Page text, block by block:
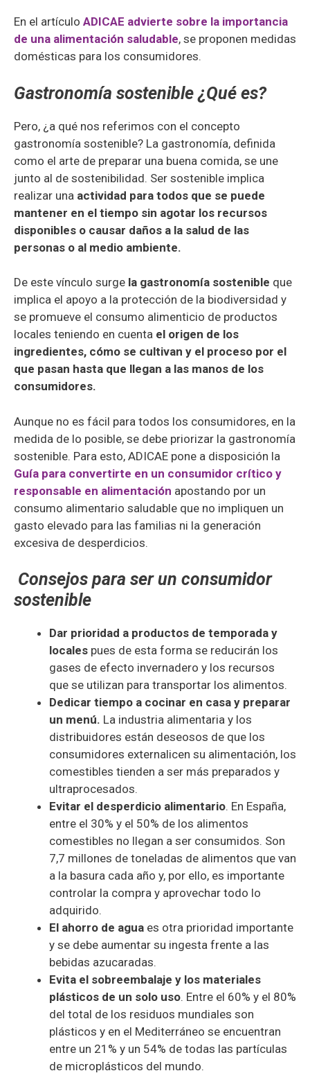
En el artículo ADICAE advierte sobre la importancia
de una alimentación saludable, se proponen medidas
domésticas para los consumidores.
Gastronomía sostenible¿Qué es?
Pero, ¿a qué nos referimos con el concepto
gastronomía sostenible? La gastronomía, definida
como el arte de preparar una buena comida, se une
junto al de sostenibilidad. Ser sostenible implica
realizar una actividad para todos que se puede
mantener en el tiempo sin agotar los recursos
disponibles o causar daños a la salud de las
personas o al medio ambiente.
De este vínculo surge la gastronomía sostenible que
implica el apoyo a la protección de la biodiversidad y
se promueve el consumo alimenticio de productos
locales teniendo en cuenta el origen de los
ingredientes, cómo se cultivan y el proceso por el
que pasan hasta que llegan a las manos de los
consumidores.
Aunque no es fácil para todos los consumidores, en la
medida de lo posible, se debe priorizar la gastronomía
sostenible. Para esto, ADICAE pone a disposición la
Guía para convertirte en un consumidor crítico y
responsable en alimentación apostando por un
consumo alimentario saludable que no impliquen un
gasto elevado para las familias ni la generación
excesiva de desperdicios.
Consejos para ser un consumidor
sostenible
Dar prioridad a productos de temporada y
locales pues de esta forma se reducirán los
gases de efecto invernadero y los recursos
que se utilizan para transportar los alimentos.
Dedicar tiempo a cocinar en casa y preparar
un menú. La industria alimentaria y los
distribuidores están deseosos de que los
consumidores externalicen su alimentación, los
comestibles tienden a ser más preparados y
ultraprocesados.
Evitar el desperdicio alimentario. En España,
entre el 30% y el 50% de los alimentos
comestibles no llegan a ser consumidos. Son
7,7 millones de toneladas de alimentos que van
a la basura cada año y, por ello, es importante
controlar la compra y aprovechar todo lo
adquirido.
El ahorro de agua es otra prioridad importante
y se debe aumentar su ingesta frente a las
bebidas azucaradas.
Evita el sobreembalaje y los materiales
plásticos de un solo uso. Entre el 60% y el 80%
del total de los residuos mundiales son
plásticos y en el Mediterráneo se encuentran
entre un 21% y un 54% de todas las partículas
de microplásticos del mundo.